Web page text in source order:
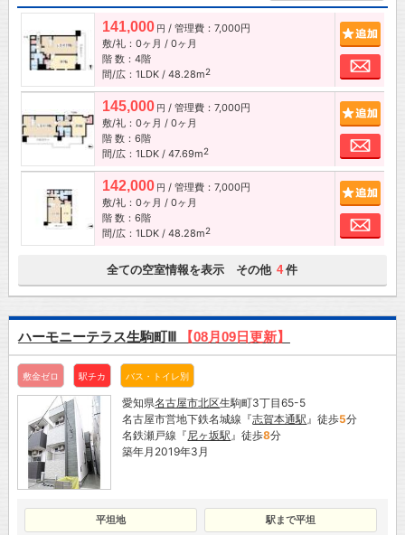
141,000 円 / 管理費：7,000円
敷/礼：0ヶ月 / 0ヶ月
階 数：4階
間/広：1LDK / 48.28m2
お
145,000 円 / 管理費：7,000円
敷/礼：0ヶ月 / 0ヶ月
階 数：6階
間/広：1LDK / 47.69m2
お
142,000 円 / 管理費：7,000円
敷/礼：0ヶ月 / 0ヶ月
階 数：6階
間/広：1LDK / 48.28m2
お
全ての空室情報を表示 その他 4 件
ハーモニーテラス生駒町Ⅲ 【08月09日更新】
敷金ゼロ 駅チカ バス・トイレ別
愛知県名古屋市北区生駒町3丁目65-5
名古屋市営地下鉄名城線『志賀本通駅』徒歩5分
名鉄瀬戸線『尼ヶ坂駅』徒歩8分
築年月2019年3月
平坦地 駅まで平坦